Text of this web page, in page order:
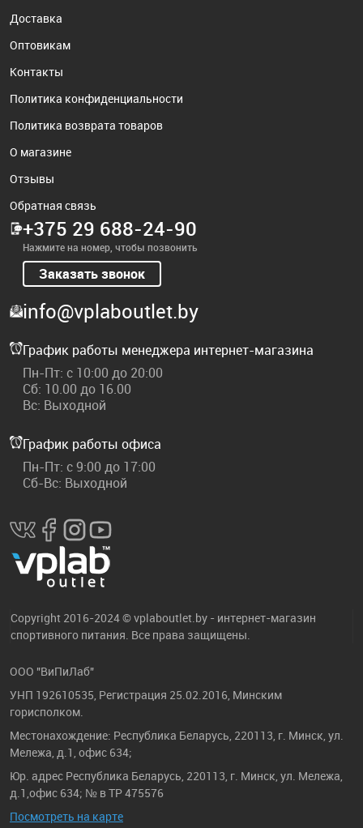
Доставка
Оптовикам
Контакты
Политика конфиденциальности
Политика возврата товаров
О магазине
Отзывы
Обратная связь
+375 29 688-24-90
Нажмите на номер, чтобы позвонить
Заказать звонок
info@vplaboutlet.by
График работы менеджера интернет-магазина
Пн-Пт: с 10:00 до 20:00
Сб: 10.00 до 16.00
Вс: Выходной
График работы офиса
Пн-Пт: с 9:00 до 17:00
Сб-Вс: Выходной
Copyright 2016-2024 © vplaboutlet.by - интернет-магазин
спортивного питания. Все права защищены.
ООО "ВиПиЛаб"
УНП 192610535, Регистрация 25.02.2016, Минским
горисполком.
Местонахождение: Республика Беларусь, 220113, г. Минск, ул.
Мележа, д.1, офис 634;
Юр. адрес Республика Беларусь, 220113, г. Минск, ул. Мележа,
д.1,офис 634; № в ТР 475576
Посмотреть на карте